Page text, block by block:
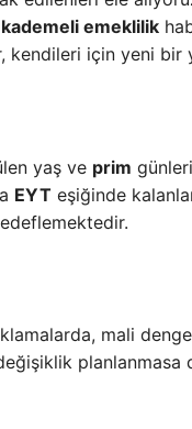
kademeli emeklilik
kendileri için yeni bir
yaş ve prim
EYT eşiğinde
mali
planlanmasa